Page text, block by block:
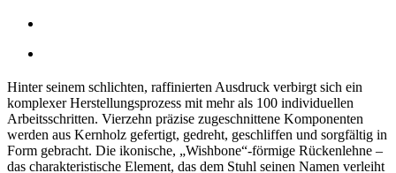
Hinter seinem schlichten, raffinierten Ausdruck verbirgt sich ein
komplexer Herstellungsprozess mit mehr als 100 individuellen
Arbeitsschritten. Vierzehn präzise zugeschnittene Komponenten
werden aus Kernholz gefertigt, gedreht, geschliffen und sorgfältig in
Form gebracht. Die ikonische, „Wishbone“-förmige Rückenlehne –
das charakteristische Element, das dem Stuhl seinen Namen verleiht